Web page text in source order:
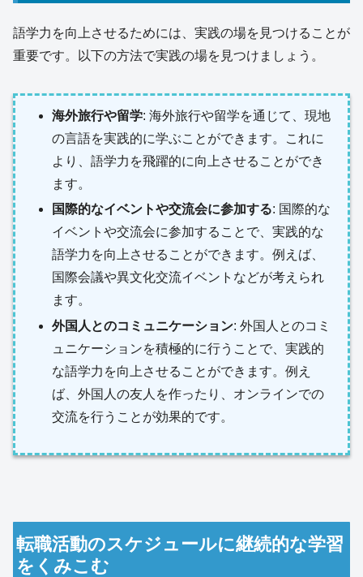
語学力を向上させるためには、実践の場を見つけることが
重要です。以下の方法で実践の場を見つけましょう。
海外旅行や留学: 海外旅行や留学を通じて、現地
の言語を実践的に学ぶことができます。これに
より、語学力を飛躍的に向上させることができ
ます。
国際的なイベントや交流会に参加する: 国際的な
イベントや交流会に参加することで、実践的な
語学力を向上させることができます。例えば、
国際会議や異文化交流イベントなどが考えられ
ます。
外国人とのコミュニケーション: 外国人とのコミ
ュニケーションを積極的に行うことで、実践的
な語学力を向上させることができます。例え
ば、外国人の友人を作ったり、オンラインでの
交流を行うことが効果的です。
転職活動のスケジュールに継続的な学習
をくみこむ